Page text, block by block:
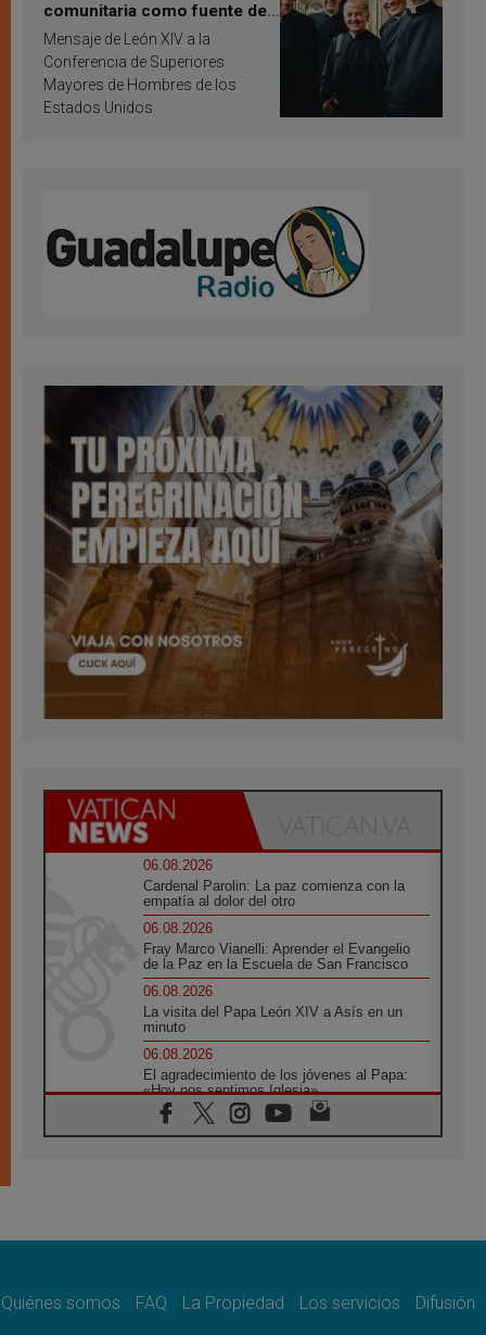
comunitaria como fuente de
inspiración y santificación
Mensaje de León XIV a la
Conferencia de Superiores
Mayores de Hombres de los
Estados Unidos
06.08.2026
Cardenal Parolin: La paz comienza con la
empatía al dolor del otro
06.08.2026
Fray Marco Vianelli: Aprender el Evangelio
de la Paz en la Escuela de San Francisco
06.08.2026
La visita del Papa León XIV a Asís en un
minuto
06.08.2026
El agradecimiento de los jóvenes al Papa:
«Hoy nos sentimos Iglesia»
06.08.2026
Líbano: Reanudan los coloquios en Roma en
paz
Quiénes somos FAQ La Propiedad Los servicios
Difusión